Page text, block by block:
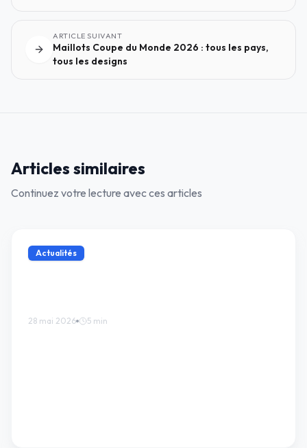
ARTICLE SUIVANT
Maillots Coupe du Monde 2026 : tous les pays,
tous les designs
Articles similaires
Continuez votre lecture avec ces articles
Actualités
28 mai 2026 5 min